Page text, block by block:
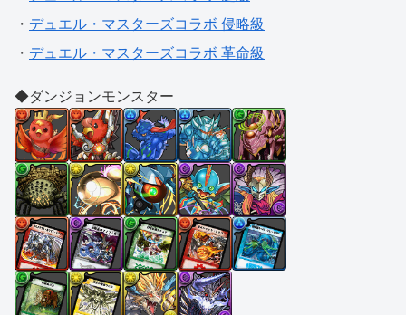
・ デュエル・マスターズコラボ 侵略級
・ デュエル・マスターズコラボ 革命級
◆ダンジョンモンスター